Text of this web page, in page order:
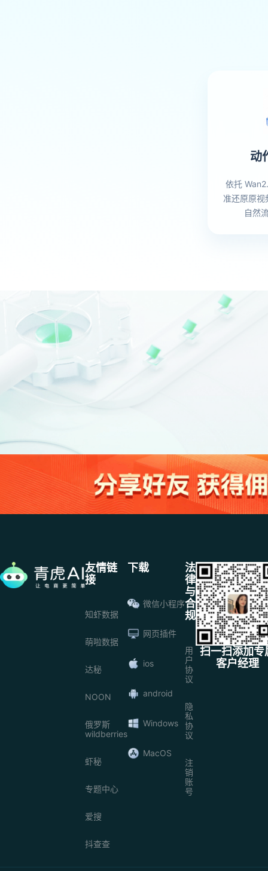
动
依托
准还原原视
自然
友情链
接
知虾数据
萌啦数据
达秘
NOON
俄罗斯
wildberries
虾秘
专题中心
爱搜
抖查查
下载
微信小程序
网页插件
ios
android
Windows
MacOS
法
律
与
合
规
用
户
协
议
隐
私
协
议
注
销
账
号
扫一扫添加专
客户经理